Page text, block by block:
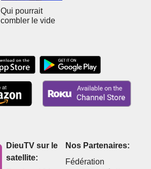
Qui pourrait
combler le vide
DieuTV sur le
satellite:
Nos Partenaires:
Fédération